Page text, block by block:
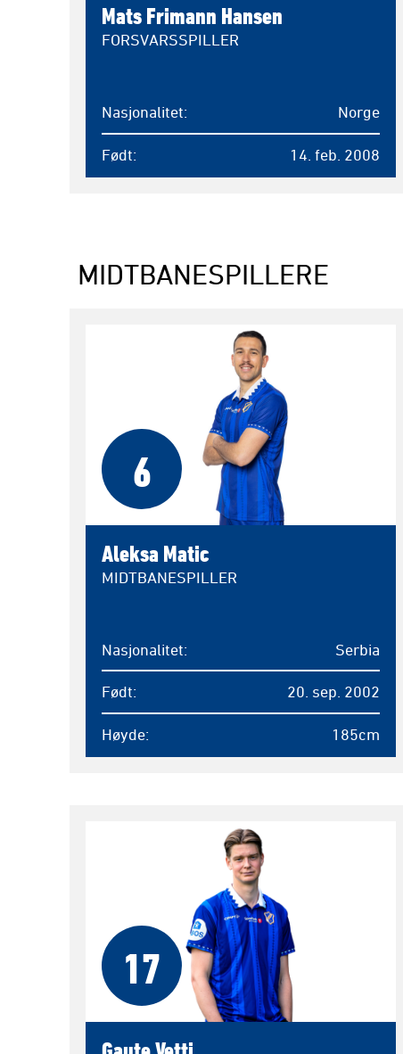
Mats Frimann Hansen
FORSVARSSPILLER
Nasjonalitet Norge
Født 14. feb. 2008
MIDTBANESPILLERE
6
Aleksa Matic
MIDTBANESPILLER
Nasjonalitet Serbia
Født 20. sep. 2002
Høyde 185cm
17